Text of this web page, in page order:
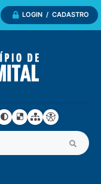
LOGIN / CADASTRO